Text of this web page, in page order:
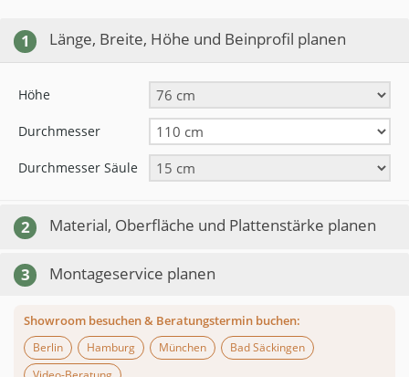
1 Länge, Breite, Höhe und Beinprofil planen
Höhe
Durchmesser
Durchmesser Säule
2 Material, Oberfläche und Plattenstärke planen
3 Montageservice planen
Showroom besuchen & Beratungstermin buchen:
Berlin
Hamburg München
Bad Säckingen